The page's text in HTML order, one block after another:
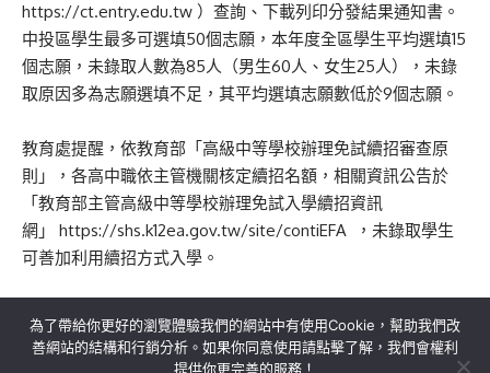
https://ct.entry.edu.tw ）查詢、下載列印分發結果通知書。
中投區學生最多可選填50個志願，本年度全區學生平均選填15
個志願，未錄取人數為85人（男生60人、女生25人），未錄
取原因多為志願選填不足，其平均選填志願數低於9個志願。
教育處提醒，依教育部「高級中等學校辦理免試續招審查原
則」，各高中職依主管機關核定續招名額，相關資訊公告於
「教育部主管高級中等學校辦理免試入學續招資訊
網」 https://shs.k12ea.gov.tw/site/contiEFA ，未錄取學生
可善加利用續招方式入學。
為了帶給你更好的瀏覽體驗我們的網站中有使用Cookie，幫助我們改
善網站的結構和行銷分析。如果你同意使用請點擊了解，我們會權利
提供你更完善的服務！